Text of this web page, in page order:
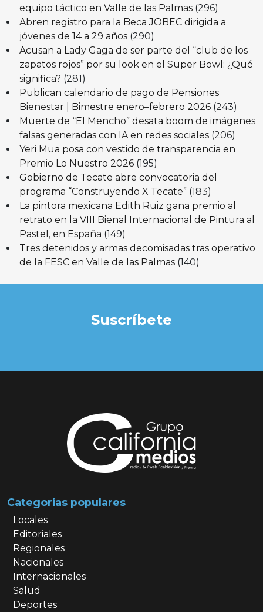
equipo táctico en Valle de las Palmas (296)
Abren registro para la Beca JOBEC dirigida a
jóvenes de 14 a 29 años (290)
Acusan a Lady Gaga de ser parte del “club de los
zapatos rojos” por su look en el Super Bowl: ¿Qué
significa? (281)
Publican calendario de pago de Pensiones
Bienestar | Bimestre enero–febrero 2026 (243)
Muerte de “El Mencho” desata boom de imágenes
falsas generadas con IA en redes sociales (206)
Yeri Mua posa con vestido de transparencia en
Premio Lo Nuestro 2026 (195)
Gobierno de Tecate abre convocatoria del
programa “Construyendo X Tecate” (183)
La pintora mexicana Edith Ruiz gana premio al
retrato en la VIII Bienal Internacional de Pintura al
Pastel, en España (149)
Tres detenidos y armas decomisadas tras operativo
de la FESC en Valle de las Palmas (140)
Suscríbete
Categorias populares
Locales
Editoriales
Regionales
Nacionales
Internacionales
Salud
Deportes